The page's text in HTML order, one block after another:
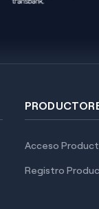
Acceso
Registro